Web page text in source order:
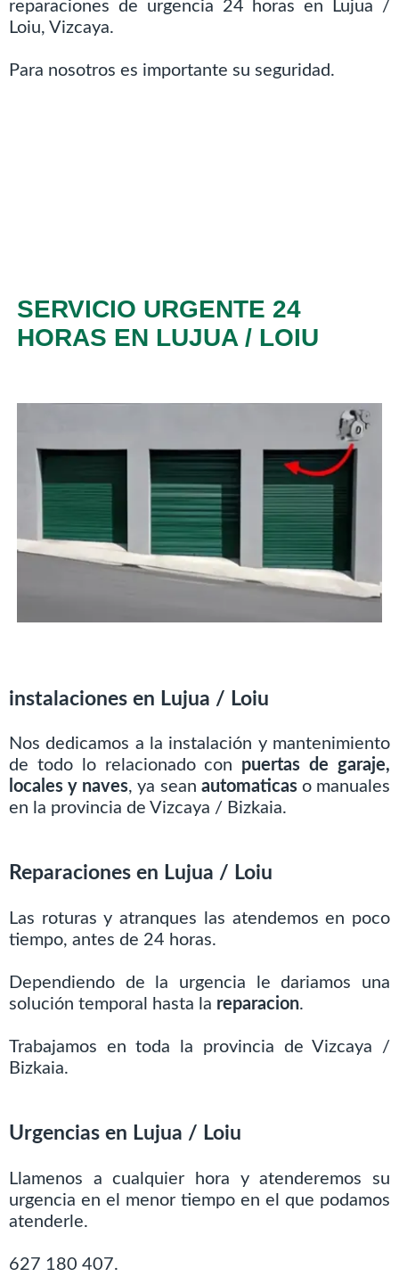
reparaciones de urgencia 24 horas en Lujua /
Loiu, Vizcaya.
Para nosotros es importante su seguridad.
SERVICIO URGENTE 24
HORAS EN LUJUA / LOIU
instalaciones en Lujua / Loiu
Nos dedicamos a la instalación y mantenimiento
de todo lo relacionado con puertas de garaje,
locales y naves, ya sean automaticaso manuales
en la provincia de Vizcaya / Bizkaia.
Reparaciones en Lujua / Loiu
Las roturas y atranques las atendemos en poco
tiempo, antes de 24 horas.
Dependiendo de la urgencia le dariamos una
solución temporal hasta la reparacion.
Trabajamos en toda la provincia de Vizcaya /
Bizkaia.
Urgencias en Lujua / Loiu
Llamenos a cualquier hora y atenderemos su
urgencia en el menor tiempo en el que podamos
atenderle.
627 180 407.